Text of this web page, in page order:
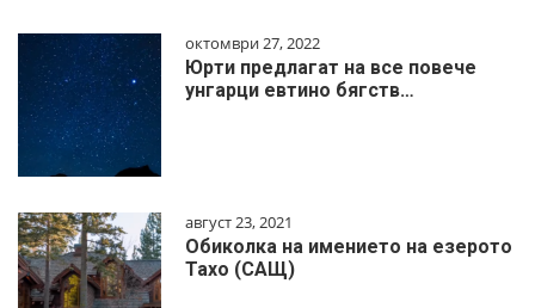
октомври 27, 2022
Юрти предлагат на все повече
унгарци евтино бягств…
август 23, 2021
Обиколка на имението на езерото
Тахо (САЩ)